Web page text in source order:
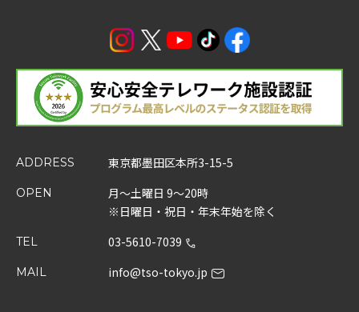
ADDRESS 東京都墨田区本所3-15-5
OPEN
月～土曜日 9～20時
※日曜日・祝日・年末年始を除く
TEL 03-5610-7039
MAIL info@tso-tokyo.jp